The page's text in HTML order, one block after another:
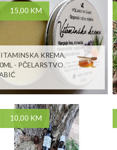
15,00 KM
KREMA,
- PČELARSTVO
10,00 KM